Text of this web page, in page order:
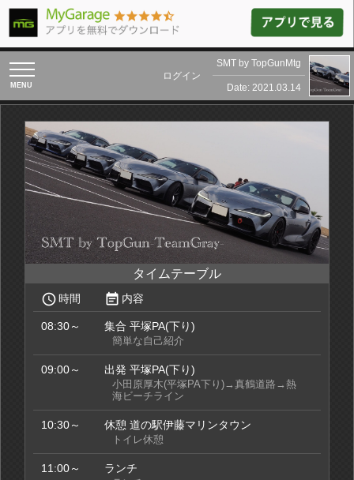
toggle
navigation
ログイン
SMT by TopGunMtg
Date: 2021.03.14
タイムテーブル
access_time時間 event_note 内容
08:30～ 集合 平塚PA(下り)
簡単な自己紹介
09:00～ 出発 平塚PA(下り)
小田原厚木(平塚PA下り)→真鶴道路→熱
海ビーチライン
10:30～ 休憩 道の駅伊藤マリンタウン
トイレ休憩
11:00～ ランチ